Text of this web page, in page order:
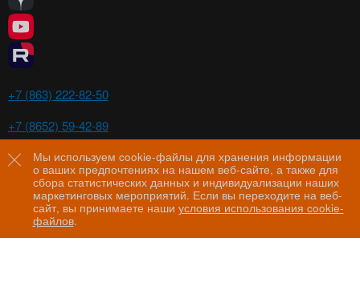
Мы используем cookie-файлы для хранения информации
о ваших предпочтениях на нашем веб-сайте, а также для
сбора статистических данных и индивидуализации наших
маркетинговых мероприятий. Если вы переходите на веб-
сайт, вы принимаете наши условия использования cookie-
файлов.
+7 (863) 222-82-50
+7 (8652) 59-42-89
Волгоград
+7 (8442) 29-00-21
Пятигорск
+7 (8793) 97-60-44